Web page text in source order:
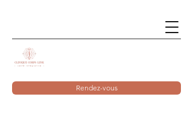
Rendez-vous